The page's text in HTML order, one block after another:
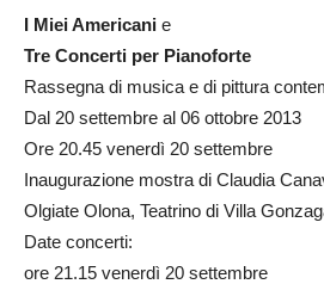
I Miei Americani e
Tre Concerti per Pianoforte
Rassegna di musica e di pittura
Dal 20 settembre al 06 ottobre 2013
Ore 20.45 venerdì 20 settembre
Inaugurazione mostra di Claudia
Olgiate Olona, Teatrino di Villa
Date concerti:
ore 21.15 venerdì 20 settembre